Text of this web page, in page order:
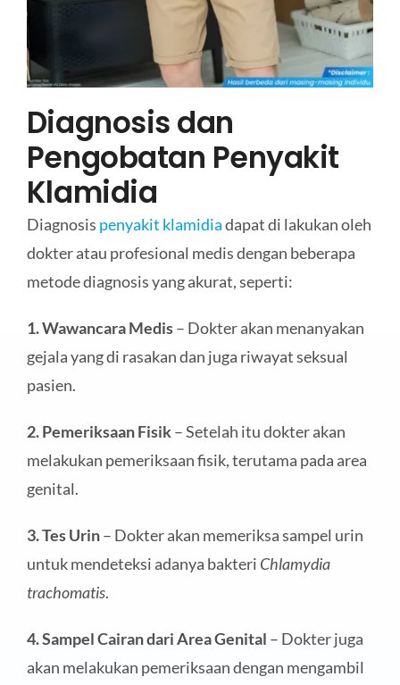
Diagnosis dan
Pengobatan Penyakit
Klamidia
Diagnosis penyakit klamidiadapat di lakukan oleh
dokter atau profesional medis dengan beberapa
metode diagnosis yang akurat, seperti:
1. Wawancara Medis– Dokter akan menanyakan
gejala yang di rasakan dan juga riwayat seksual
pasien.
2. Pemeriksaan Fisik– Setelah itu dokter akan
melakukan pemeriksaan fisik, terutama pada area
genital.
3. Tes Urin– Dokter akan memeriksa sampel urin
untuk mendeteksi adanya bakteri Chlamydia
trachomatis.
4. Sampel Cairan dari Area Genital – Dokter juga
akan melakukan pemeriksaan dengan mengambil